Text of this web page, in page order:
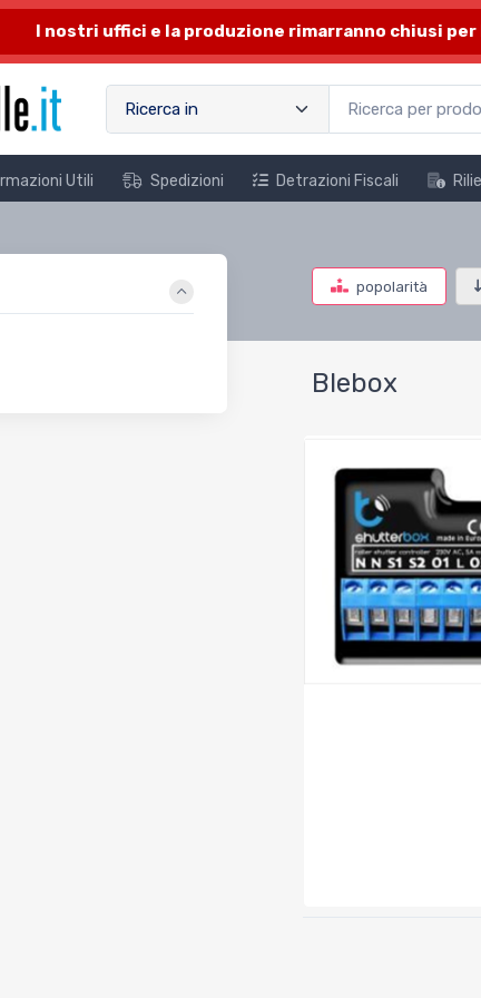
I nostri uffici e la produzione rimarranno chiusi per
Utili Spedizioni Detrazioni Fiscali
popolarità
Blebox